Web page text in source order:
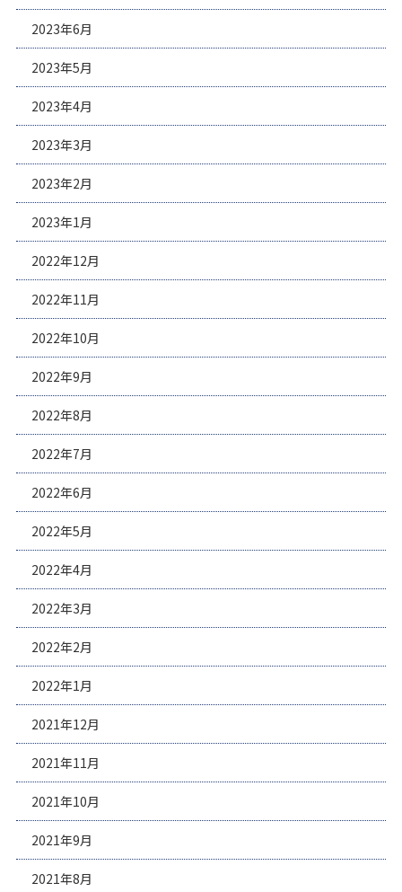
2023年6月
2023年5月
2023年4月
2023年3月
2023年2月
2023年1月
2022年12月
2022年11月
2022年10月
2022年9月
2022年8月
2022年7月
2022年6月
2022年5月
2022年4月
2022年3月
2022年2月
2022年1月
2021年12月
2021年11月
2021年10月
2021年9月
2021年8月